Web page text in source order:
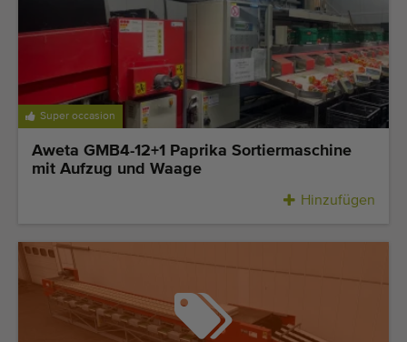
Super occasion
Aweta GMB4-12+1 Paprika Sortiermaschine
mit Aufzug und Waage
Hinzufügen